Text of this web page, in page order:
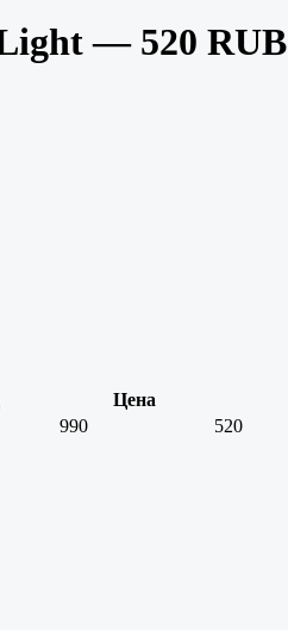
— 520 RUB
Цена
990 520